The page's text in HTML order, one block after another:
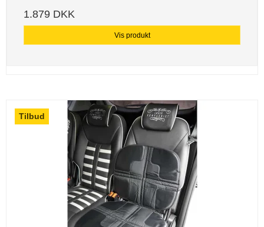
1.879 DKK
Vis produkt
Tilbud